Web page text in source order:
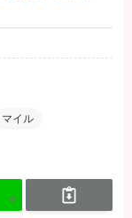
マイル